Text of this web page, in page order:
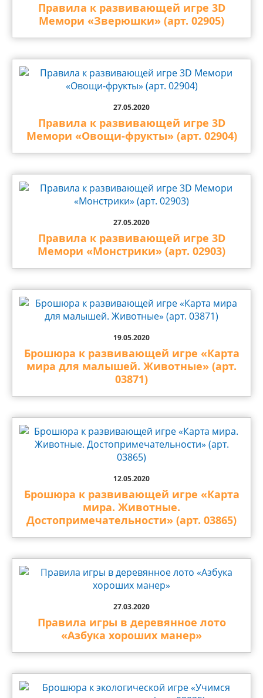
Правила к развивающей игре 3D
Мемори «Зверюшки» (арт. 02905)
27.05.2020
Правила к развивающей игре 3D
Мемори «Овощи-фрукты» (арт. 02904)
27.05.2020
Правила к развивающей игре 3D
Мемори «Монстрики» (арт. 02903)
19.05.2020
Брошюра к развивающей игре «Карта
мира для малышей. Животные» (арт.
03871)
12.05.2020
Брошюра к развивающей игре «Карта
мира. Животные.
Достопримечательности» (арт. 03865)
27.03.2020
Правила игры в деревянное лото
«Азбука хороших манер»